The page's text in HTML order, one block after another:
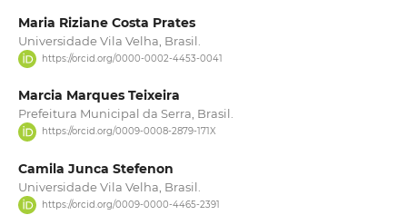
Maria Riziane Costa Prates
Universidade Vila Velha, Brasil.
https://orcid.org/0000-0002-4453-0041
Marcia Marques Teixeira
Prefeitura Municipal da Serra, Brasil.
https://orcid.org/0009-0008-2879-171X
Camila Junca Stefenon
Universidade Vila Velha, Brasil.
https://orcid.org/0009-0000-4465-2391